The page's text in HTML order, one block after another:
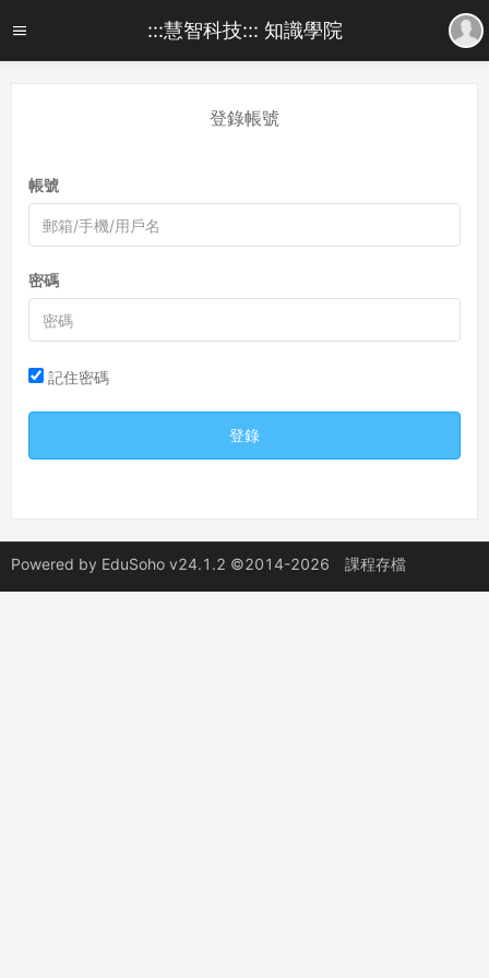
:::慧智科技::: 知識學院
登錄帳號
帳號
密碼
記住密碼
登錄
Powered by EduSoho v24.1.2 ©2014-2026 課程存檔